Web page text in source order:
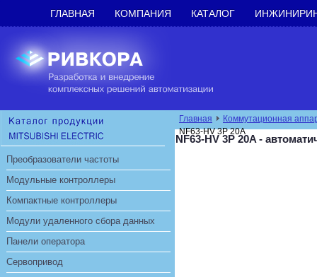
ГЛАВНАЯ КОМПАНИЯ КАТАЛОГ
Преобразователи частоты
Модульные контроллеры
Компактные контроллеры
Модули удаленного сбора данных
Панели оператора
Сервопривод
Главная
Коммутационная
NF63-HV 3P 20A
NF63-HV 3P 20A -